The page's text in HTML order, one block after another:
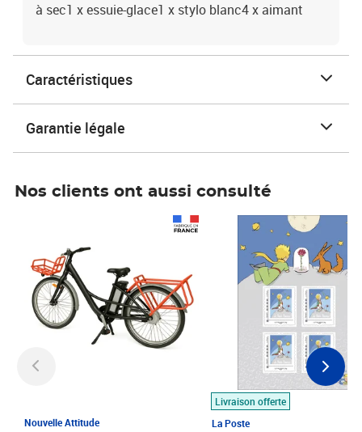
à sec1 x essuie-glace1 x stylo blanc4 x aimant
Caractéristiques
Garantie légale
Nos clients ont aussi consulté
Nouvelle Attitude
Livraison offerte
La Poste
Prix 7,50€